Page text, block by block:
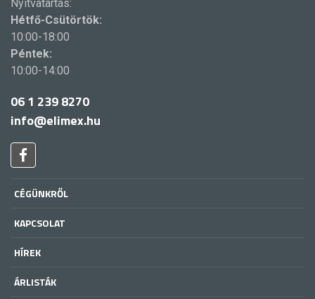
Nyitvatartás:
Hétfő-Csütörtök:
10:00-18:00
Péntek:
10:00-14:00
06 1 239 8270
info@elimex.hu
CÉGÜNKRŐL
KAPCSOLAT
HÍREK
ÁRLISTÁK